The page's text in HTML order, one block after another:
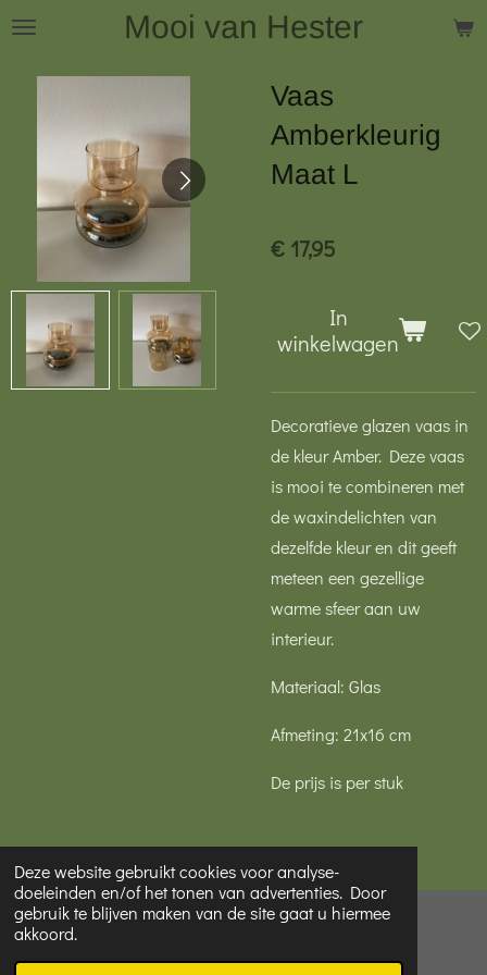
Deze website gebruikt cookies voor analyse-
doeleinden en/of het tonen van advertenties. Door
gebruik te blijven maken van de site gaat u hiermee
akkoord.
Ga
hoofdinhoud
Mooi van Hester
Vaas
Amberkleurig
Maat L
€ 17,95
In
winkelwagen
Decoratieve glazen vaas in
de kleur Amber. Deze vaas
is mooi te combineren met
de waxindelichten van
dezelfde kleur en dit geeft
meteen een gezellige
warme sfeer aan uw
interieur.
Materiaal: Glas
Afmeting: 21x16 cm
De prijs is per stuk
© 2022 - 2026 Mooi van Hester
Powered byJouwWeb